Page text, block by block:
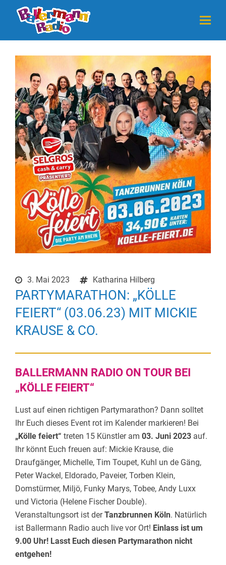
3. Mai 2023 Katharina Hilberg
PARTYMARATHON: „KÖLLE
FEIERT“ (03.06.23) MIT MICKIE
KRAUSE & CO.
BALLERMANN RADIO ON TOUR BEI
„KÖLLE FEIERT“
Lust auf einen richtigen Partymarathon? Dann solltet
Ihr Euch dieses Event rot im Kalender markieren! Bei
„Kölle feiert“ treten 15 Künstler am 03. Juni 2023 auf.
Ihr könnt Euch freuen auf: Mickie Krause, die
Draufgänger, Michelle, Tim Toupet, Kuhl un de Gäng,
Peter Wackel, Eldorado, Paveier, Torben Klein,
Domstürmer, Miljö, Funky Marys, Tobee, Andy Luxx
und Victoria (Helene Fischer Double).
Veranstaltungsort ist derTanzbrunnen Köln. Natürlich
ist Ballermann Radio auch live vor Ort! Einlass ist um
9.00 Uhr! Lasst Euch diesen Partymarathon nicht
entgehen!